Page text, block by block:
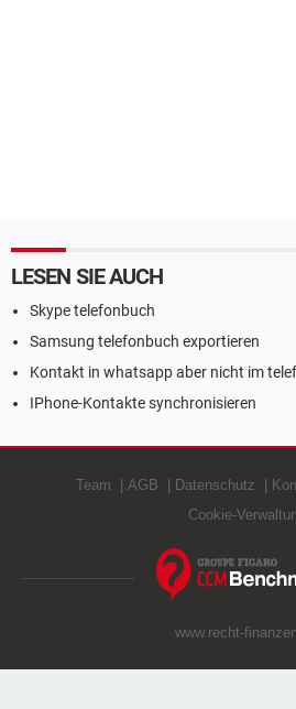
LESEN SIE AUCH
Skype telefonbuch
Samsung telefonbuch exportieren
Kontakt in whatsapp aber nicht im
IPhone-Kontakte synchronisieren
Team AGB Datenschutz
Cookie-
www.recht-